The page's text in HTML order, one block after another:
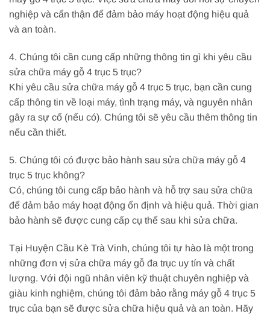
nghiệp và cẩn thận để đảm bảo máy hoạt động hiệu quả
và an toàn.
4. Chúng tôi cần cung cấp những thông tin gì khi yêu cầu
sửa chữa máy gỗ 4 trục 5 trục?
Khi yêu cầu sửa chữa máy gỗ 4 trục 5 trục, bạn cần cung
cấp thông tin về loại máy, tình trạng máy, và nguyên nhân
gây ra sự cố (nếu có). Chúng tôi sẽ yêu cầu thêm thông tin
nếu cần thiết.
5. Chúng tôi có được bảo hành sau sửa chữa máy gỗ 4
trục 5 trục không?
Có, chúng tôi cung cấp bảo hành và hỗ trợ sau sửa chữa
để đảm bảo máy hoạt động ổn định và hiệu quả. Thời gian
bảo hành sẽ được cung cấp cụ thể sau khi sửa chữa.
Tại Huyện Cầu Kè Trà Vinh, chúng tôi tự hào là một trong
những đơn vị sửa chữa máy gỗ đa trục uy tín và chất
lượng. Với đội ngũ nhân viên kỹ thuật chuyên nghiệp và
giàu kinh nghiệm, chúng tôi đảm bảo rằng máy gỗ 4 trục 5
trục của bạn sẽ được sửa chữa hiệu quả và an toàn. Hãy